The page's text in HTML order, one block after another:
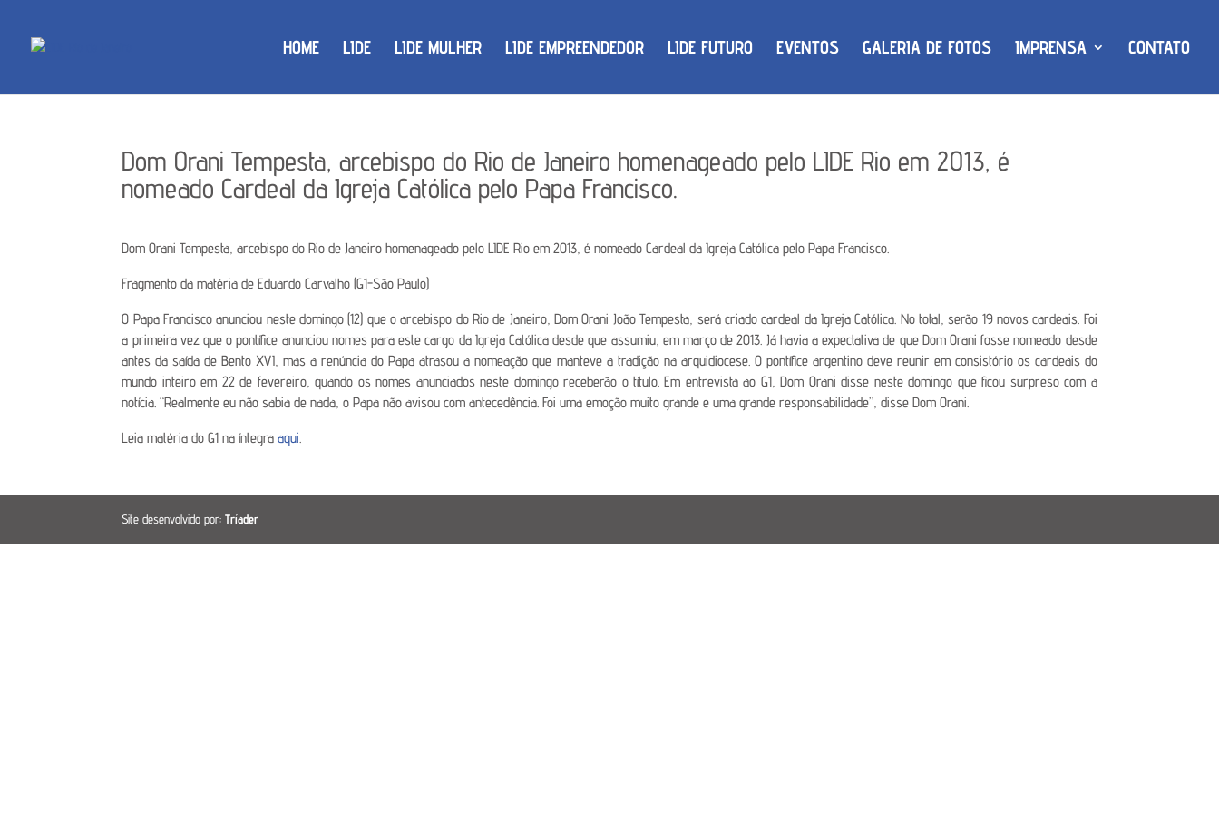
HOME LIDE LIDE MULHER LIDE EMPREENDEDOR LIDE FUTURO EVENTOS GALERIA DE FOTOS IMPRENSA CONTATO
Dom Orani Tempesta, arcebispo do Rio de Janeiro homenageado pelo LIDE Rio em 2013, é
nomeado Cardeal da Igreja Católica pelo Papa Francisco.
Dom Orani Tempesta, arcebispo do Rio de Janeiro homenageado pelo LIDE Rio em 2013, é nomeado Cardeal da Igreja Católica pelo Papa Francisco.
Fragmento da matéria de Eduardo Carvalho (G1-São Paulo)
O Papa Francisco anunciou neste domingo (12) que o arcebispo do Rio de Janeiro, Dom Orani João Tempesta, será criado cardeal da Igreja Católica. No total, serão 19 novos cardeais. Foi
a primeira vez que o pontífice anunciou nomes para este cargo da Igreja Católica desde que assumiu, em março de 2013. Já havia a expectativa de que Dom Orani fosse nomeado desde
antes da saída de Bento XVI, mas a renúncia do Papa atrasou a nomeação que manteve a tradição na arquidiocese. O pontífice argentino deve reunir em consistório os cardeais do
mundo inteiro em 22 de fevereiro, quando os nomes anunciados neste domingo receberão o título. Em entrevista ao G1, Dom Orani disse neste domingo que ficou surpreso com a
notícia. “Realmente eu não sabia de nada, o Papa não avisou com antecedência. Foi uma emoção muito grande e uma grande responsabilidade”, disse Dom Orani.
Leia matéria do G1 na íntegraaqui.
Site desenvolvido por:Tríader